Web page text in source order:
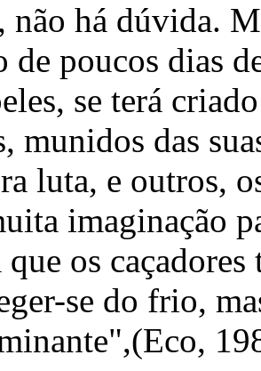
não há dúvida.
de poucos dias
se terá
munidos das
luta, e outros,
imaginação
os
se do frio,